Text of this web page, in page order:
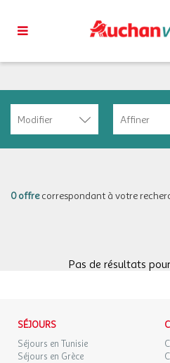
Modifier Affiner
0 offrecorrespondant à votre
Pas de résultats
SÉJOURS
Séjours en Tunisie
Séjours en Grèce